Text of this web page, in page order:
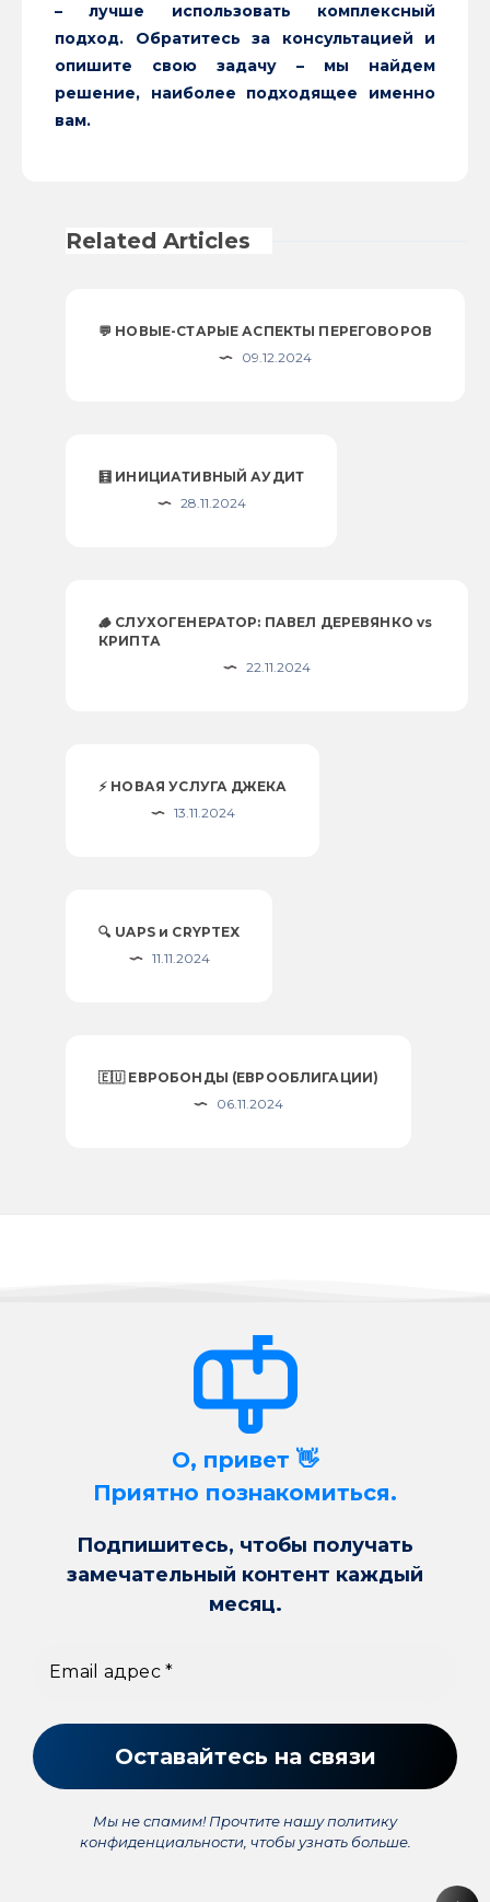
– лучше использовать комплексный
подход. Обратитесь за консультацией и
опишите свою задачу – мы найдем
решение, наиболее подходящее именно
вам.
Related Articles
💬 НОВЫЕ-СТАРЫЕ АСПЕКТЫ ПЕРЕГОВОРОВ
09.12.2024
🧮 ИНИЦИАТИВНЫЙ АУДИТ
28.11.2024
🪵 СЛУХОГЕНЕРАТОР: ПАВЕЛ ДЕРЕВЯНКО vs
КРИПТА
22.11.2024
⚡️ НОВАЯ УСЛУГА ДЖЕКА
13.11.2024
🔍 UAPS и CRYPTEX
11.11.2024
🇪🇺 ЕВРОБОНДЫ (ЕВРООБЛИГАЦИИ)
06.11.2024
О, привет 👋
Приятно познакомиться.
Подпишитесь, чтобы получать
замечательный контент каждый
месяц.
Мы не спамим! Прочтите нашуполитику
конфиденциальности, чтобы узнать больше.